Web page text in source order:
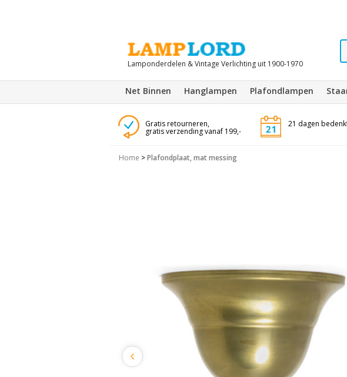
Lamponderdelen & Vintage Verlichting uit 1900-1970
Net Binnen Hanglampen Plafondlampen
Gratis retourneren,
gratis verzending vanaf 199,-
21 dagen
Home >Plafondplaat, mat messing